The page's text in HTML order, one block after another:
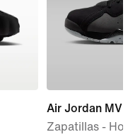
Air Jordan MVP
Zapatillas -